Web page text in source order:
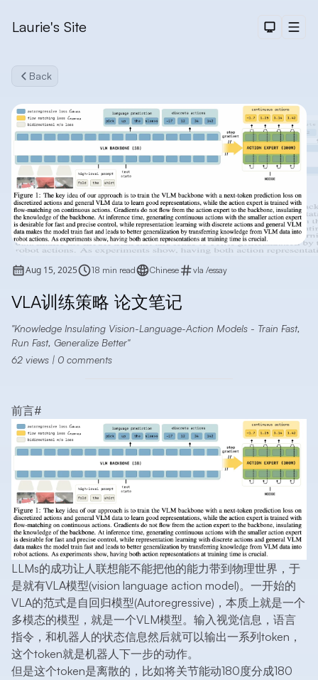
Laurie's Site Dark
Back
Aug 15, 2025 18 min read Chinese vla /essay
VLA训练策略 论文笔记
Knowledge Insulating Vision-Language-Action Models - Train Fast,
Run Fast, Generalize Better
62 views | 0 comments
前言#
LLMs的成功让人联想能不能把他的能力带到物理世界，于
是就有VLA模型(vision language action model)。一开始的
VLA的范式是自回归模型(Autoregressive)，本质上就是一个
多模态的模型，就是一个VLM模型。输入视觉信息，语言
指令，和机器人的状态信息然后就可以输出一系列token，
这个token就是机器人下一步的动作。
但是这个token是离散的，比如将关节能动180度分成180